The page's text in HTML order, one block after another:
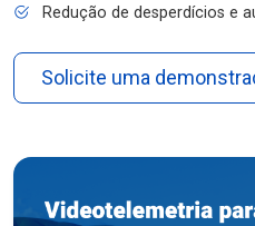
Redução de desperdícios e
Solicite uma